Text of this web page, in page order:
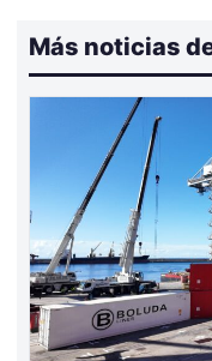
Más noticias